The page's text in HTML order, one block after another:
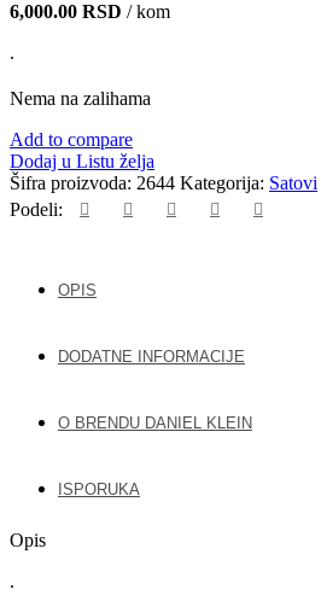
6,000.00 RSD / kom
.
Nema na zalihama
Add to compare
Dodaj u Listu želja
Šifra proizvoda: 2644 Kategorija: Satovi
Podeli:
OPIS
DODATNE INFORMACIJE
O BRENDU DANIEL KLEIN
ISPORUKA
Opis
.